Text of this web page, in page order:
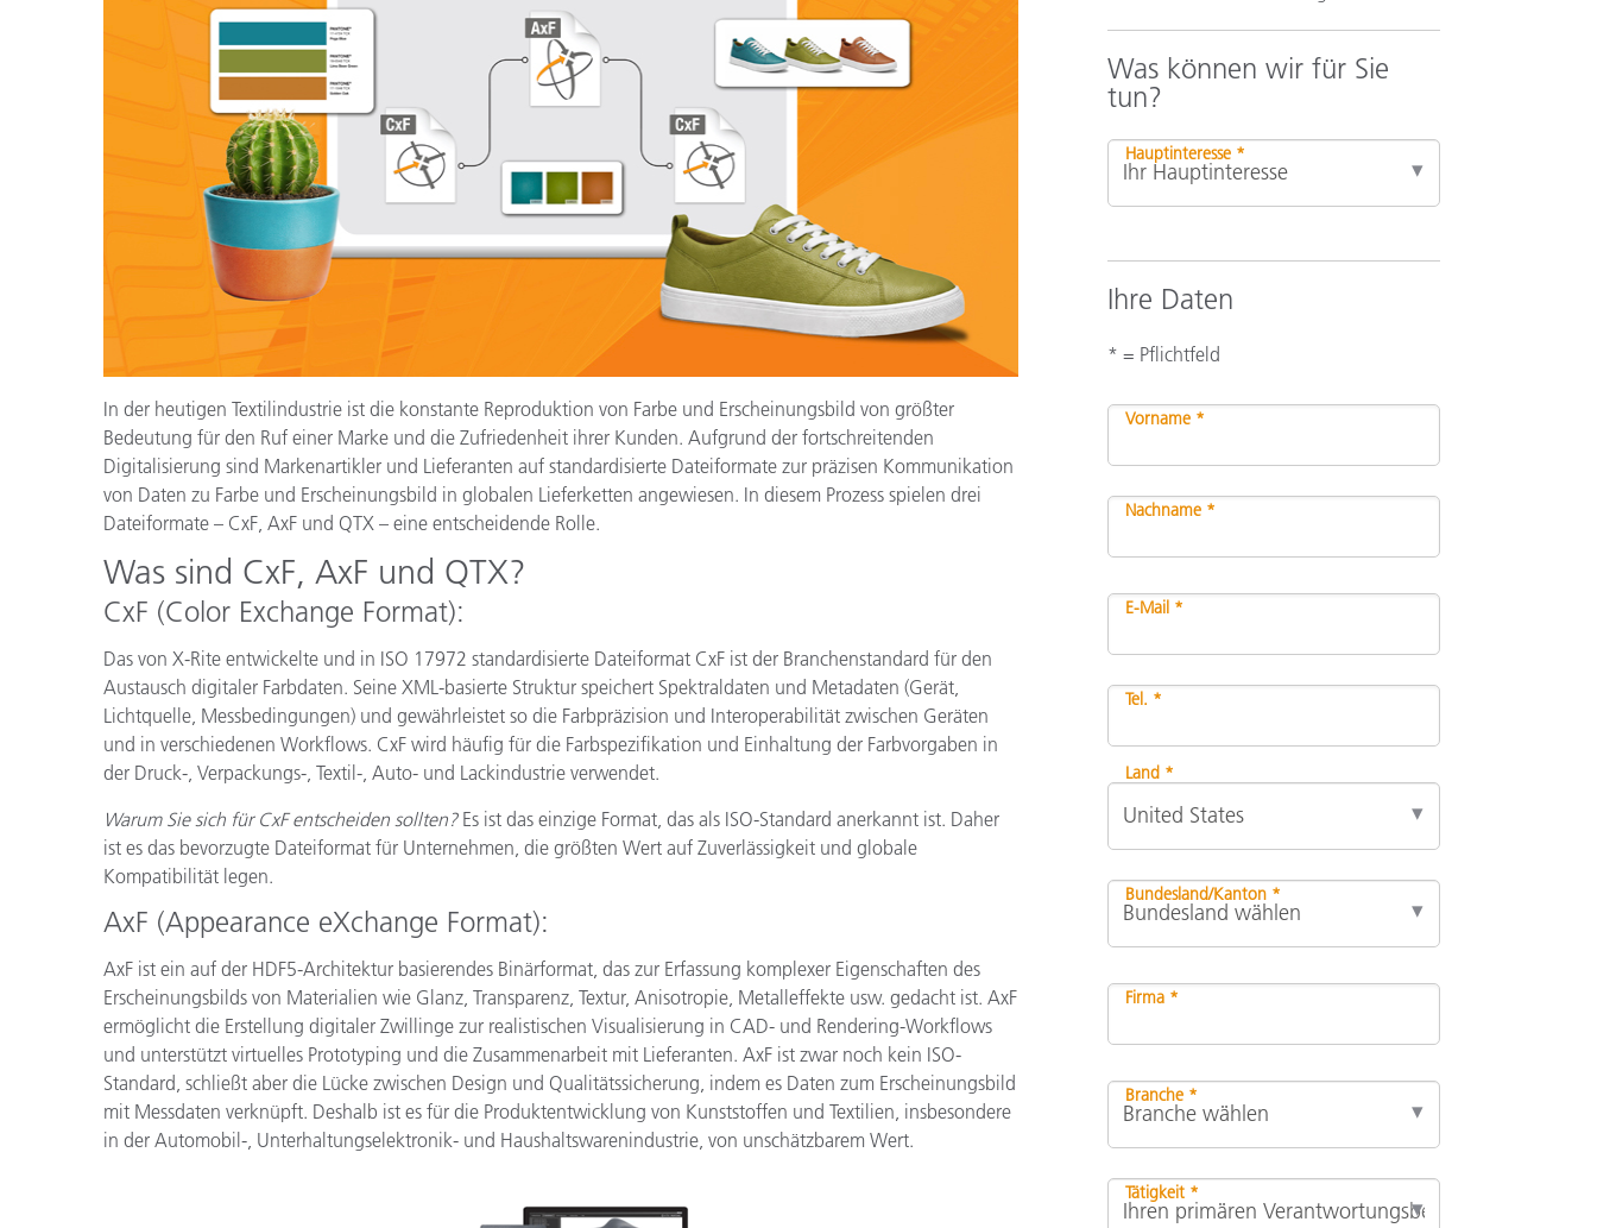
Papier
Baumaterialien
Gebrauchsgüter
In der heutigen Textilindustrie ist die konstante Reproduktion von Farbe und Erscheinungsbild von größter
Bedeutung für den Ruf einer Marke und die Zufriedenheit ihrer Kunden. Aufgrund der fortschreitenden
Digitalisierung sind Markenartikler und Lieferanten auf standardisierte Dateiformate zur präzisen Kommunikation
von Daten zu Farbe und Erscheinungsbild in globalen Lieferketten angewiesen. In diesem Prozess spielen drei
Dateiformate – CxF, AxF und QTX – eine entscheidende Rolle.
Was sind CxF, AxF und QTX?
CxF (Color Exchange Format):
Das von X-Rite entwickelte und in ISO 17972 standardisierte Dateiformat CxF ist der Branchenstandard für den
Austausch digitaler Farbdaten. Seine XML-basierte Struktur speichert Spektraldaten und Metadaten (Gerät,
Lichtquelle, Messbedingungen) und gewährleistet so die Farbpräzision und Interoperabilität zwischen Geräten
und in verschiedenen Workflows. CxF wird häufig für die Farbspezifikation und Einhaltung der Farbvorgaben in
der Druck-, Verpackungs-, Textil-, Auto- und Lackindustrie verwendet.
Warum Sie sich für CxF entscheiden sollten?Es ist das einzige Format, das als ISO-Standard anerkannt ist. Daher
ist es das bevorzugte Dateiformat für Unternehmen, die größten Wert auf Zuverlässigkeit und globale
Kompatibilität legen.
AxF (Appearance eXchange Format):
AxF ist ein auf der HDF5-Architektur basierendes Binärformat, das zur Erfassung komplexer Eigenschaften des
Erscheinungsbilds von Materialien wie Glanz, Transparenz, Textur, Anisotropie, Metalleffekte usw. gedacht ist. AxF
ermöglicht die Erstellung digitaler Zwillinge zur realistischen Visualisierung in CAD- und Rendering-Workflows
und unterstützt virtuelles Prototyping und die Zusammenarbeit mit Lieferanten. AxF ist zwar noch kein ISO-
Standard, schließt aber die Lücke zwischen Design und Qualitätssicherung, indem es Daten zum Erscheinungsbild
mit Messdaten verknüpft. Deshalb ist es für die Produktentwicklung von Kunststoffen und Textilien, insbesondere
in der Automobil-, Unterhaltungselektronik- und Haushaltswarenindustrie, von unschätzbarem Wert.
Was können wir für Sie
tun?
Hauptinteresse *
Ihre Daten
* = Pflichtfeld
Vorname *
Nachname *
E-Mail *
Tel. *
Land *
Bundesland/Kanton *
Firma *
Branche *
Tätigkeit *